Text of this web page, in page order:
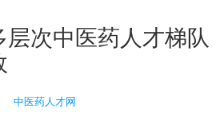
次中医药人才梯队
中医药人才网